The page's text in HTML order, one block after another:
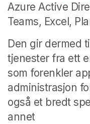
Azure Active
Teams, Excel,
Den gir dermed
tjenester fra ett
som forenkler
administrasjon
også et bredt
annet